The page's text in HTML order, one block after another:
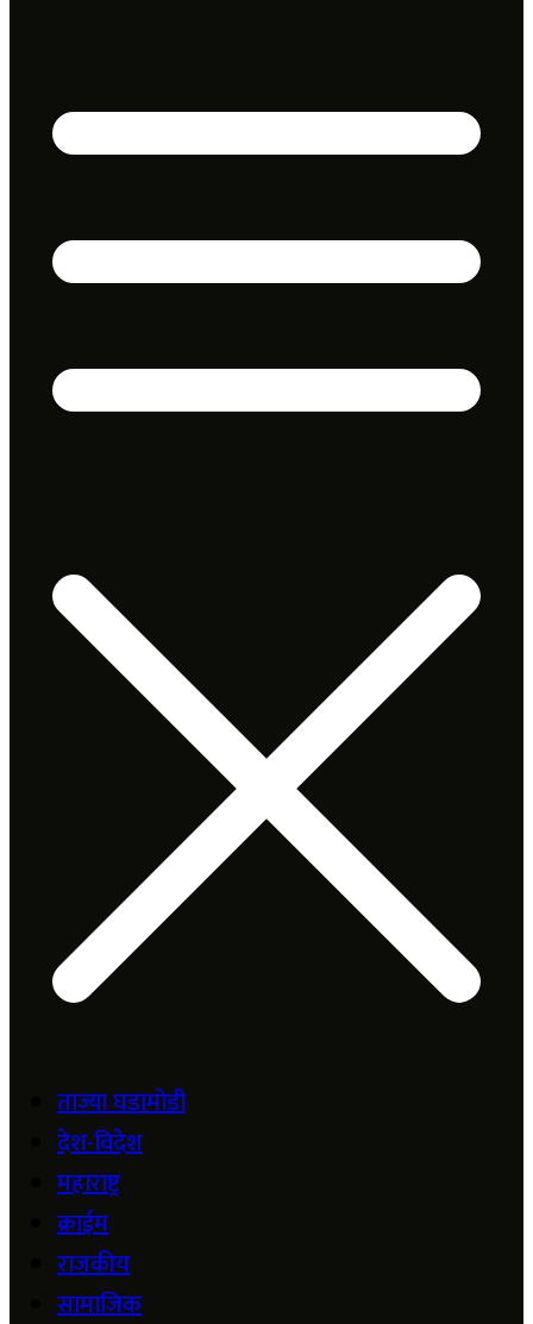
ताज्या घडामोडी
देश-विदेश
महाराष्ट्र
क्राईम
राजकीय
सामाजिक